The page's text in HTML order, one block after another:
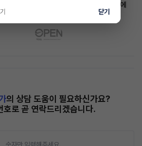
계나 신차 계약을 희망하신다면, 이어카에
의 안전성과 성능을 직접 경험해보세요!
의 상담 도움이 필요하신가요?
호로 곧 연락드리겠습니다.
닫기